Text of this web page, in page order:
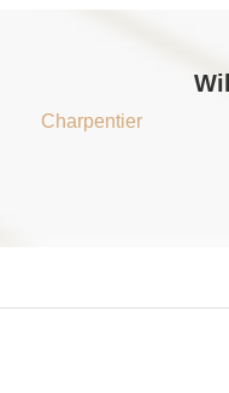
Charpentier